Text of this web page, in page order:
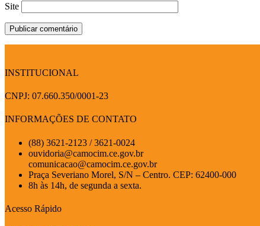
Site
INSTITUCIONAL
CNPJ: 07.660.350/0001-23
INFORMAÇÕES DE CONTATO
(88) 3621-2123 / 3621-0024
ouvidoria@camocim.ce.gov.br
comunicacao@camocim.ce.gov.br
Praça Severiano Morel, S/N – Centro. CEP: 62400-000
8h às 14h, de segunda a sexta.
Acesso Rápido